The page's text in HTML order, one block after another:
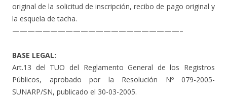
original de la solicitud de inscripción, recibo de pago original y
la esquela de tacha.
——————————————————————–
BASE LEGAL:
Art.13 del TUO del Reglamento General de los Registros
Públicos, aprobado por la Resolución Nº 079-2005-
SUNARP/SN, publicado el 30-03-2005.